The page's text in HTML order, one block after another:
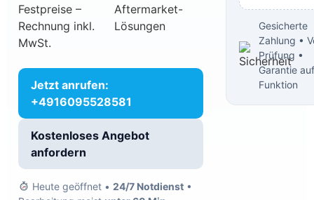
Festpreise –
Rechnung inkl.
MwSt.
Aftermarket-
Lösungen
Jetzt anrufen:
+4916095528581
Kostenloses Angebot
anfordern
Heute geöffnet • 24/7 Notdienst•
Gesicherte
Zahlung •
Prüfung •
Garantie auf
Funktion